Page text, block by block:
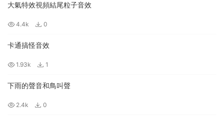
大氣特效視頻結尾粒子音效
4.4k 0
卡通搞怪音效
1.93k 1
下雨的聲音和鳥叫聲
2.4k 0